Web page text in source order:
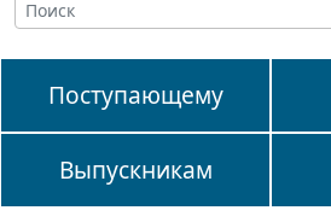
Поступающему
Выпускникам